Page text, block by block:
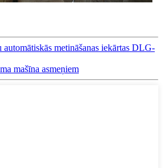
automātiskās metināšanas iekārtas DLG-
mašīna asmeņiem